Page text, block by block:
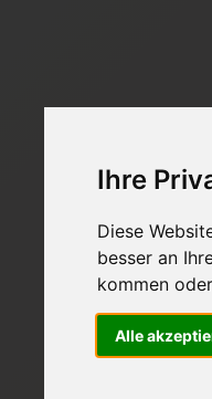
Ihre
Diese
besser an
kommen
Alle